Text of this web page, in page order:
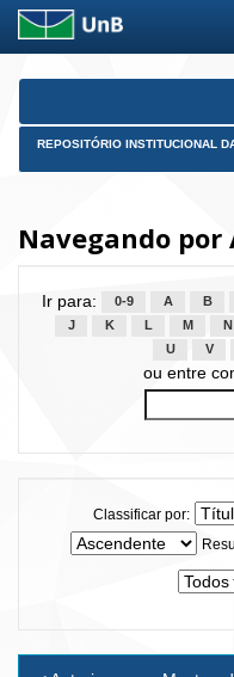
Skip
REPOSITÓRIO INSTITUCIONAL
Navegando por
Ir para: 0-9 A B
J
K L M N
U
V
ou entre
Classificar por: